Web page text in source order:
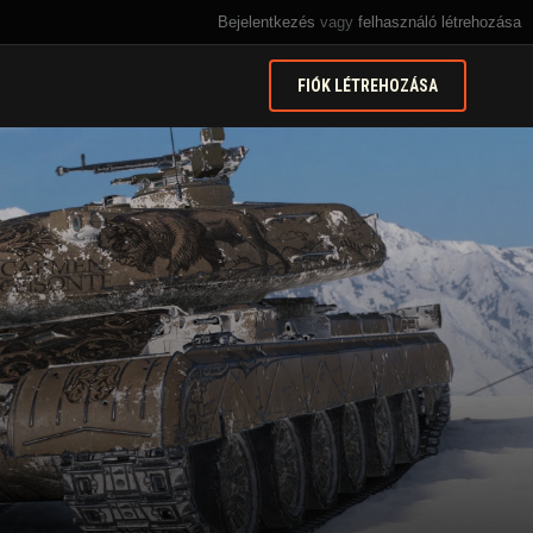
Bejelentkezés vagy felhasználó létrehozása
FIÓK LÉTREHOZÁSA